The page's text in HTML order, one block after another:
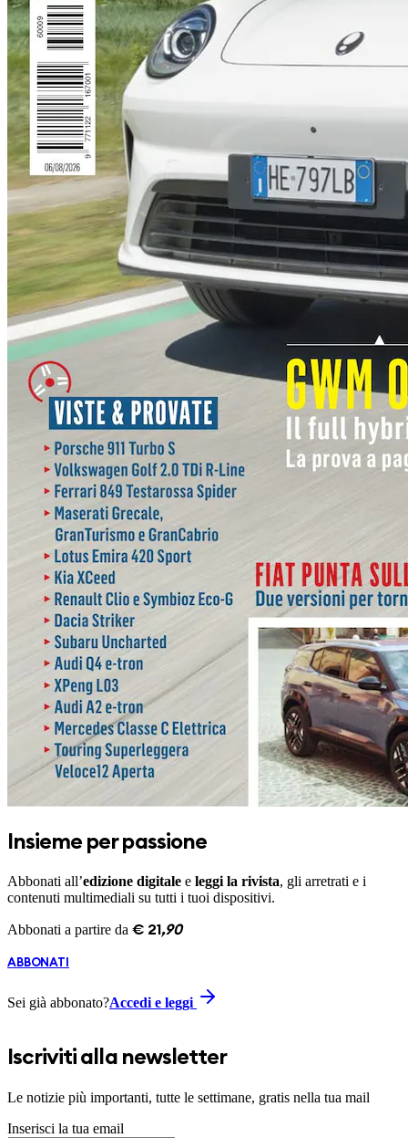
Insieme per passione
Abbonati all’edizione digitale e leggi la rivista, gli arretrati e i
contenuti multimediali su tutti i tuoi dispositivi.
Abbonati a partire da € 21 ,90
ABBONATI
Sei già abbonato?Accedi e leggi
Iscriviti alla newsletter
Le notizie più importanti, tutte le settimane, gratis nella tua mail
Inserisci la tua email